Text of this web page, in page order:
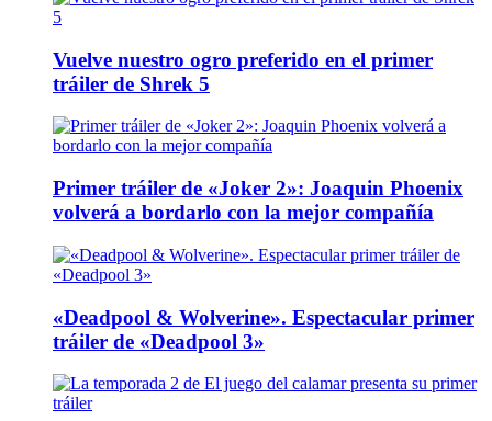
Vuelve nuestro ogro preferido en el primer
tráiler de Shrek 5
Primer tráiler de «Joker 2»: Joaquin Phoenix
volverá a bordarlo con la mejor compañía
«Deadpool & Wolverine». Espectacular primer
tráiler de «Deadpool 3»